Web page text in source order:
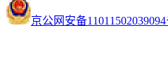
京公网安备11011502039094